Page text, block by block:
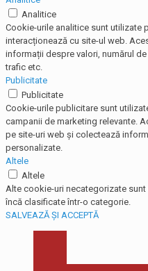
Analitice
Cookie-urile analitice sunt utilizate
interacționează cu site-ul web.
informații despre valori, numărul
trafic etc.
Publicitate
Publicitate
Cookie-urile publicitare sunt
campanii de marketing relevante.
pe site-uri web și colectează
personalizate.
Altele
Altele
Alte cookie-uri necategorizate
încă clasificate într-o categorie.
SALVEAZĂ ȘI ACCEPTĂ